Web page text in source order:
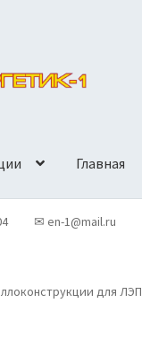
Главная
КонтактыКорзина
✉ en-1@mail.ru
для ЛЭП